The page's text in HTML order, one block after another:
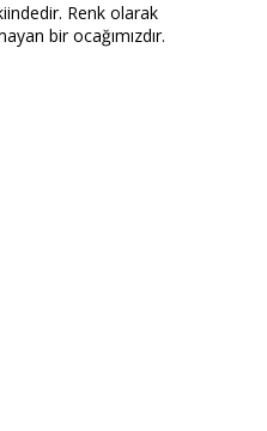
Renk olarak
bir ocağımızdır.